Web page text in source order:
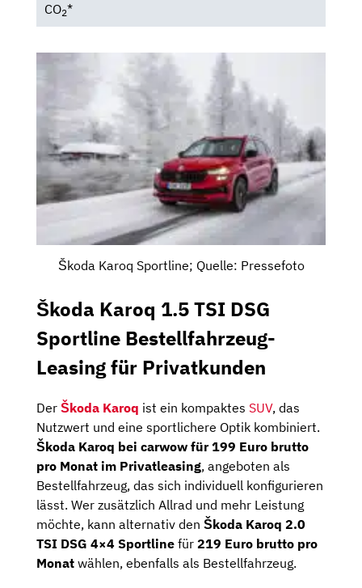
CO2*
Škoda Karoq Sportline; Quelle: Pressefoto
Škoda Karoq 1.5 TSI DSG
Sportline Bestellfahrzeug-
Leasing für Privatkunden
Der Škoda Karoq ist ein kompaktes SUV, das
Nutzwert und eine sportlichere Optik kombiniert.
Škoda Karoq bei carwow für 199 Euro brutto
pro Monat im Privatleasing, angeboten als
Bestellfahrzeug, das sich individuell konfigurieren
lässt. Wer zusätzlich Allrad und mehr Leistung
möchte, kann alternativ den Škoda Karoq 2.0
TSI DSG 4×4 Sportline für 219 Euro brutto pro
Monat wählen, ebenfalls als Bestellfahrzeug.